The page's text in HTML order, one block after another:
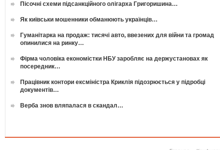
Пісочні схеми підсанкційного олігарха Григоришина…
Як київськи мошенники обманюють українців…
Гуманітарка на продаж: тисячі авто, ввезених для війни та громад
опинилися на ринку…
Фірма чоловіка економістки НБУ заробляє на держустановах як
посередник…
Працівник контори ексміністра Криклія підозрюється у підробці
документів…
Верба знов вляпалася в скандал…